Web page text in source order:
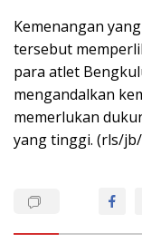
Kemenangan
tersebut
para atlet
mengandalkan
memerlukan
yang tinggi. (rls/